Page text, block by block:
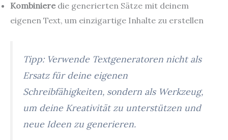
Kombinieredie generierten Sätze mit deinem
eigenen Text, um einzigartige Inhalte zu erstellen
Tipp: Verwende Textgeneratoren nicht als
Ersatz für deine eigenen
Schreibfähigkeiten, sondern als Werkzeug,
um deine Kreativität zu unterstützen und
neue Ideen zu generieren.